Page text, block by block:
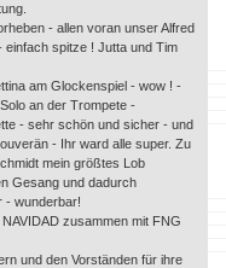
- allen voran unser Alfred
einfach spitze ! Jutta und Tim
am Glockenspiel - wow ! -
an der Trompete -
- sehr schön und sicher - und
- Ihr ward alle super. Zu
mein größtes Lob
Gesang und dadurch
- wunderbar!
zusammen mit FNG
und den Vorständen für ihre